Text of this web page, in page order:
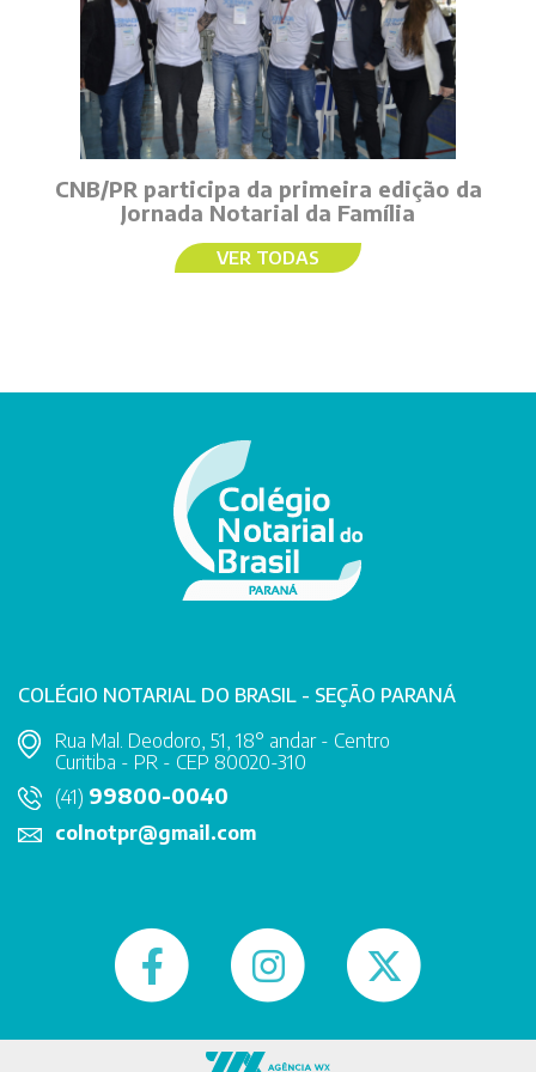
CNB/PR participa da primeira edição da
Jornada Notarial da Família
VER TODAS
COLÉGIO NOTARIAL DO BRASIL - SEÇÃO PARANÁ
Rua Mal. Deodoro, 51, 18° andar - Centro
Curitiba - PR - CEP 80020-310
(41) 99800-0040
colnotpr@gmail.com